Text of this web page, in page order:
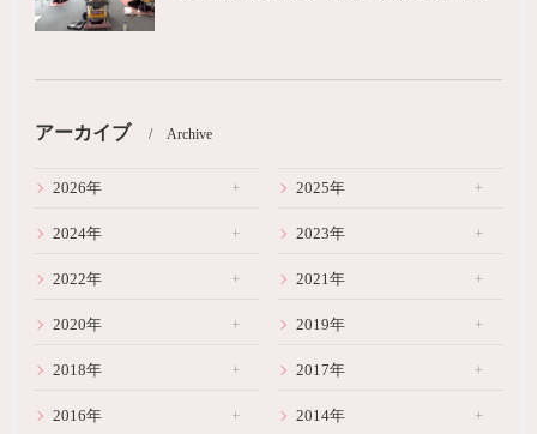
アーカイブ Archive
2026年 2025年
2024年 2023年
2022年 2021年
2020年 2019年
2018年 2017年
2016年 2014年